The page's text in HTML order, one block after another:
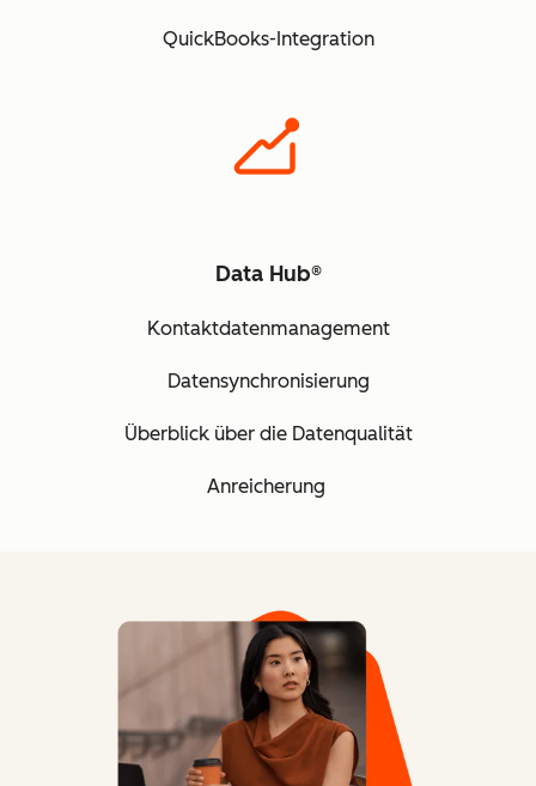
QuickBooks-Integration
Data Hub®
Kontaktdatenmanagement
Datensynchronisierung
Überblick über die Datenqualität
Anreicherung